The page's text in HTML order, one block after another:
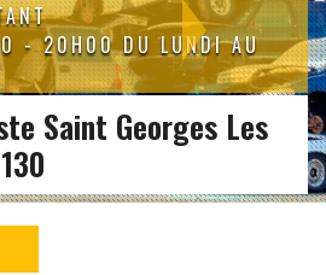
- 20H00 DU LUNDI AU
Saint Georges Les